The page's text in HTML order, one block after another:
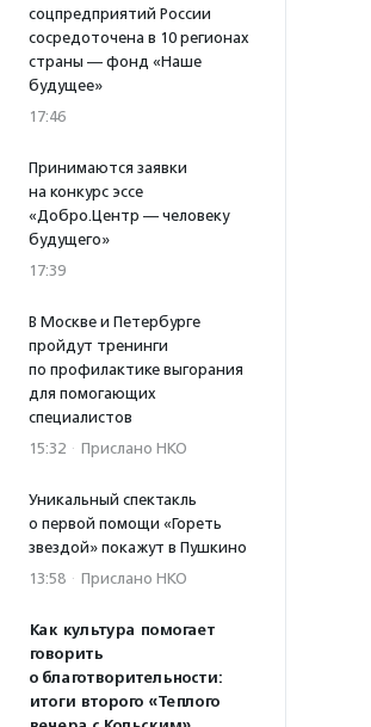
соцпредприятий России
сосредоточена в 10 регионах
страны — фонд «Наше
будущее»
17:46
Принимаются заявки
на конкурс эссе
«Добро.Центр — человеку
будущего»
17:39
В Москве и Петербурге
пройдут тренинги
по профилактике выгорания
для помогающих
специалистов
15:32 · Прислано НКО
Уникальный спектакль
о первой помощи «Гореть
звездой» покажут в Пушкино
13:58 · Прислано НКО
Как культура помогает
говорить
о благотворительности:
итоги второго «Теплого